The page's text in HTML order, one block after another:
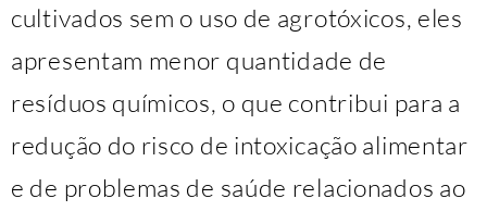
cultivados sem o uso de agrotóxicos, eles
apresentam menor quantidade de
resíduos químicos, o que contribui para a
redução do risco de intoxicação alimentar
e de problemas de saúde relacionados ao